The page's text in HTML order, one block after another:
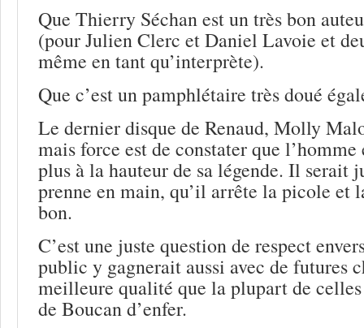
Que Thierry Séchan est un très bon
(pour Julien Clerc et Daniel Lavoie et
même en tant qu’interprète).
Que c’est un pamphlétaire très doué
Le dernier disque de Renaud, Molly
mais force est de constater que
plus à la hauteur de sa légende. Il serait
prenne en main, qu’il arrête la picole et
bon.
C’est une juste question de respect
public y gagnerait aussi avec de futures
meilleure qualité que la plupart de celles
de Boucan d’enfer.